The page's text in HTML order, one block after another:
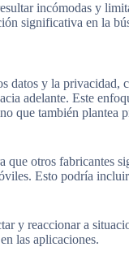
incómodas y
significativa en la
datos y la privacidad,
adelante. Este
que también plantea
otros fabricantes
Esto podría
y reaccionar a
las aplicaciones.